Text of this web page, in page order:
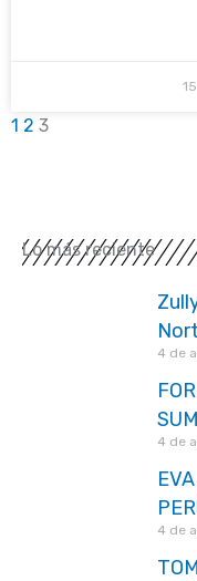
1 2 3
Lo más reciente
4 de
4 de
4 de